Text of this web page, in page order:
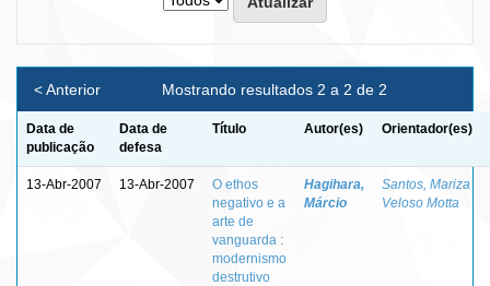
Mostrando resultados 2 a 2 de 2
< Anterior
Data de
publicação
Data de
defesa
Título Autor(es) Orientador(es)
13-Abr-2007 13-Abr-2007
O ethos
negativo e a
arte de
vanguarda :
modernismo
destrutivo
Hagihara,
Márcio
Santos, Mariza
Veloso Motta